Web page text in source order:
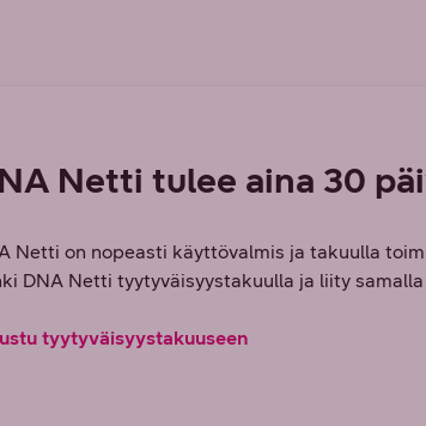
Netti tulee aina 30
Netti on nopeasti käyttövalmis ja takuulla
DNA Netti tyytyväisyystakuulla ja liity
tyytyväisyystakuuseen